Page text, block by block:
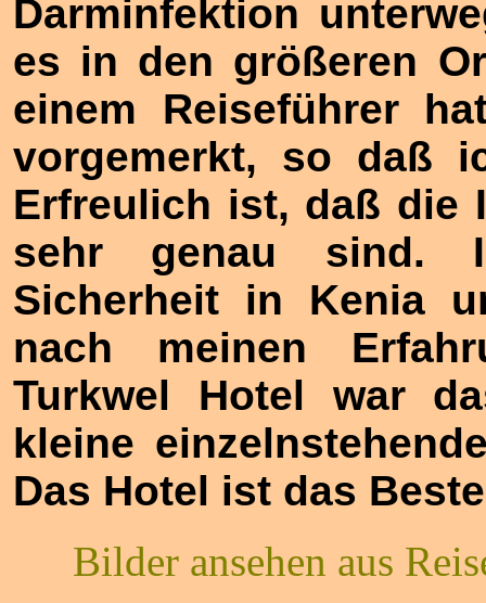
Darminfektion
es in den größeren
einem Reiseführer
vorgemerkt, so daß
Erfreulich ist, daß die
sehr genau sind.
Sicherheit in Kenia
nach meinen
Turkwel Hotel war
kleine
Das Hotel ist das
Bilder ansehen aus